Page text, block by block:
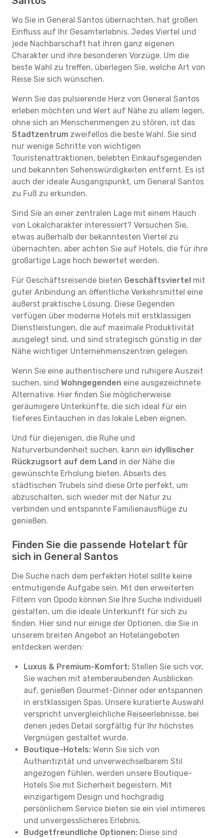
Wo Sie in General Santos übernachten, hat großen
Einfluss auf Ihr Gesamterlebnis. Jedes Viertel und
jede Nachbarschaft hat ihren ganz eigenen
Charakter und ihre besonderen Vorzüge. Um die
beste Wahl zu treffen, überlegen Sie, welche Art von
Reise Sie sich wünschen.
Wenn Sie das pulsierende Herz von General Santos
erleben möchten und Wert auf Nähe zu allem legen,
ohne sich an Menschenmengen zu stören, ist das
Stadtzentrum zweifellos die beste Wahl. Sie sind
nur wenige Schritte von wichtigen
Touristenattraktionen, belebten Einkaufsgegenden
und bekannten Sehenswürdigkeiten entfernt. Es ist
auch der ideale Ausgangspunkt, um General Santos
zu Fuß zu erkunden.
Sind Sie an einer zentralen Lage mit einem Hauch
von Lokalcharakter interessiert? Versuchen Sie,
etwas außerhalb der bekanntesten Viertel zu
übernachten, aber achten Sie auf Hotels, die für ihre
großartige Lage hoch bewertet werden.
Für Geschäftsreisende bieten Geschäftsviertel mit
guter Anbindung an öffentliche Verkehrsmittel eine
äußerst praktische Lösung. Diese Gegenden
verfügen über moderne Hotels mit erstklassigen
Dienstleistungen, die auf maximale Produktivität
ausgelegt sind, und sind strategisch günstig in der
Nähe wichtiger Unternehmenszentren gelegen.
Wenn Sie eine authentischere und ruhigere Auszeit
suchen, sind Wohngegenden eine ausgezeichnete
Alternative. Hier finden Sie möglicherweise
geräumigere Unterkünfte, die sich ideal für ein
tieferes Eintauchen in das lokale Leben eignen.
Und für diejenigen, die Ruhe und
Naturverbundenheit suchen, kann ein idyllischer
Rückzugsort auf dem Land in der Nähe die
gewünschte Erholung bieten. Abseits des
städtischen Trubels sind diese Orte perfekt, um
abzuschalten, sich wieder mit der Natur zu
verbinden und entspannte Familienausflüge zu
genießen.
Finden Sie die passende Hotelart für
sich in General Santos
Die Suche nach dem perfekten Hotel sollte keine
entmutigende Aufgabe sein. Mit den erweiterten
Filtern von Opodo können Sie Ihre Suche individuell
gestalten, um die ideale Unterkunft für sich zu
finden. Hier sind nur einige der Optionen, die Sie in
unserem breiten Angebot an Hotelangeboten
entdecken werden:
Luxus & Premium-Komfort: Stellen Sie sich vor,
Sie wachen mit atemberaubenden Ausblicken
auf, genießen Gourmet-Dinner oder entspannen
in erstklassigen Spas. Unsere kuratierte Auswahl
verspricht unvergleichliche Reiseerlebnisse, bei
denen jedes Detail sorgfältig für Ihr höchstes
Vergnügen gestaltet wurde.
Boutique-Hotels: Wenn Sie sich von
Authentizität und unverwechselbarem Stil
angezogen fühlen, werden unsere Boutique-
Hotels Sie mit Sicherheit begeistern. Mit
einzigartigem Design und hochgradig
persönlichem Service bieten sie ein viel intimeres
und unvergesslicheres Erlebnis.
Budgetfreundliche Optionen: Diese sind